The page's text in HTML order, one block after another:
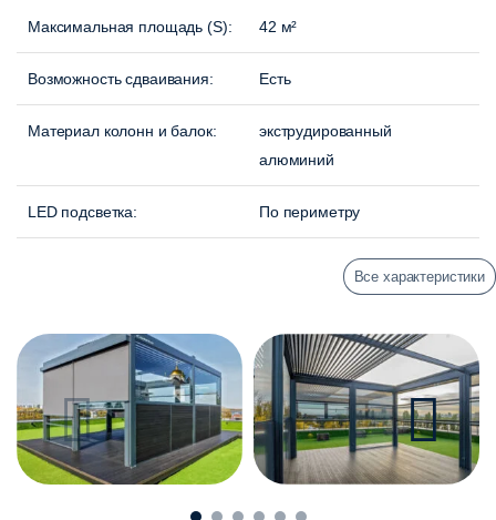
Максимальная площадь (S): 42 м²
Возможность сдваивания: Есть
Материал колонн и балок:
экструдированный
алюминий
LED подсветка: По периметру
Все характеристики